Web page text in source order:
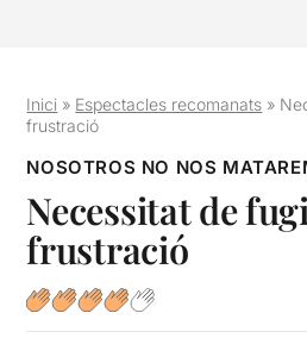
Inici » Espectacles recomanats »
frustració
NOSOTROS NO NOS
Necessitat de
frustració